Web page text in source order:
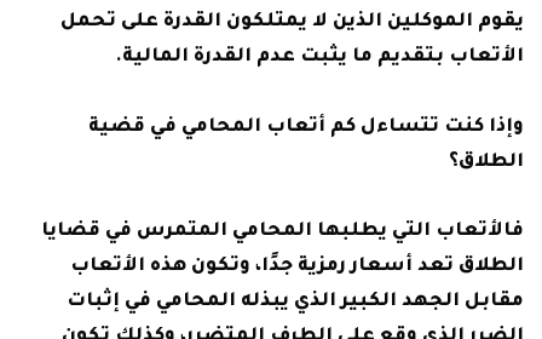
يقوم الموكلين الذين لا يمتلكون القدرة على تحمل
الأتعاب بتقديم ما يثبت عدم القدرة المالية.
وإذا كنت تتساءل كم أتعاب المحامي في قضية
الطلاق؟
فالأتعاب التي يطلبها المحامي المتمرس في قضايا
الطلاق تعد أسعار رمزية جدًا، وتكون هذه الأتعاب
مقابل الجهد الكبير الذي يبذله المحامي في إثبات